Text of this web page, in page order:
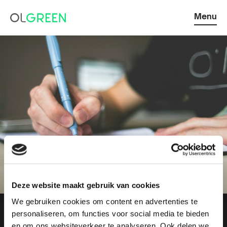
Deze website maakt gebruik van cookies
We gebruiken cookies om content en advertenties te
personaliseren, om functies voor social media te bieden
Menu
Zelfreflectie IT-